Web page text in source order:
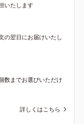
いたします
の翌日にお届けいたし
数までお選びいただけ
詳しくはこちら